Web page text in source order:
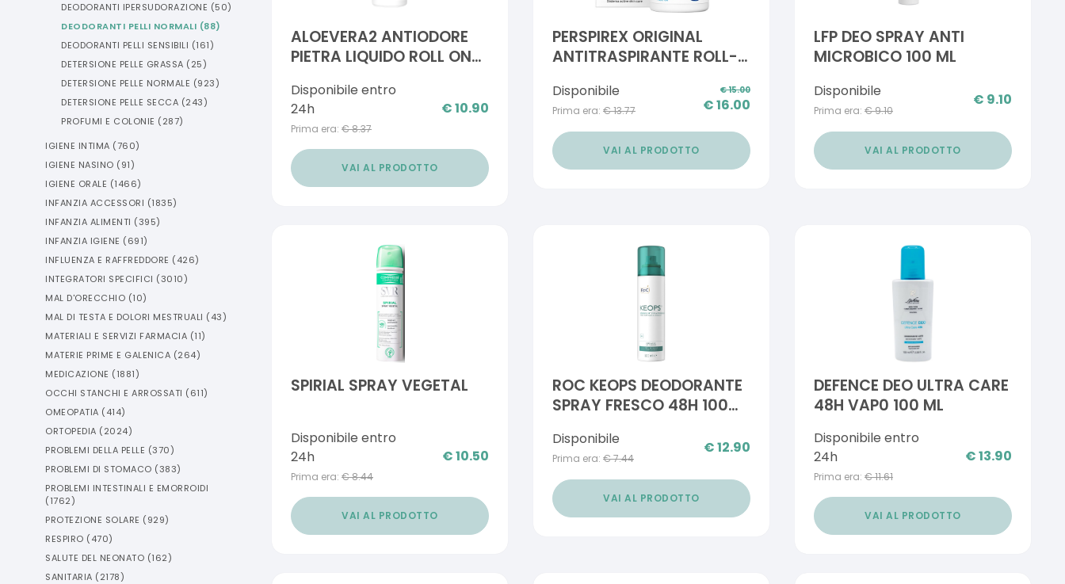
DEODORANTI IPERSUDORAZIONE (50)
DEODORANTI PELLI NORMALI (88)
DEODORANTI PELLI SENSIBILI (161)
DETERSIONE PELLE GRASSA (25)
DETERSIONE PELLE NORMALE (923)
DETERSIONE PELLE SECCA (243)
PROFUMI E COLONIE (287)
IGIENE INTIMA (760)
IGIENE NASINO (91)
IGIENE ORALE (1466)
INFANZIA ACCESSORI (1835)
INFANZIA ALIMENTI (395)
INFANZIA IGIENE (691)
INFLUENZA E RAFFREDDORE (426)
INTEGRATORI SPECIFICI (3010)
MAL D'ORECCHIO (10)
MAL DI TESTA E DOLORI MESTRUALI (43)
MATERIALI E SERVIZI FARMACIA (11)
MATERIE PRIME E GALENICA (264)
MEDICAZIONE (1881)
OCCHI STANCHI E ARROSSATI (611)
OMEOPATIA (414)
ORTOPEDIA (2024)
PROBLEMI DELLA PELLE (370)
PROBLEMI DI STOMACO (383)
PROBLEMI INTESTINALI E EMORROIDI
(1762)
PROTEZIONE SOLARE (929)
RESPIRO (470)
SALUTE DEL NEONATO (162)
SANITARIA (2178)
ALOEVERA2 ANTIODORE
PIETRA LIQUIDO ROLL ON
Disponibile entro
24h
Prima era: €8.37
€10.90
VAI AL PRODOTTO
PERSPIREX ORIGINAL
ANTITRASPIRANTE ROLL-
FORMULA 20 ML
Disponibile
Prima era: €13.77
€15.00
€16.00
VAI AL PRODOTTO
LFP DEO SPRAY ANTI
MICROBICO 100 ML
Disponibile
Prima era: €9.10
€ 9.10
VAI AL PRODOTTO
SPIRIAL SPRAY VEGETAL
Disponibile entro
24h
Prima era: €8.44
€10.50
VAI AL PRODOTTO
ROC KEOPS DEODORANTE
SPRAY FRESCO 48H 100
Disponibile
Prima era: €7.44
€12.90
VAI AL PRODOTTO
DEFENCE DEO ULTRA CARE
48H VAP0 100 ML
Disponibile entro
24h
Prima era: €11.61
€13.90
VAI AL PRODOTTO